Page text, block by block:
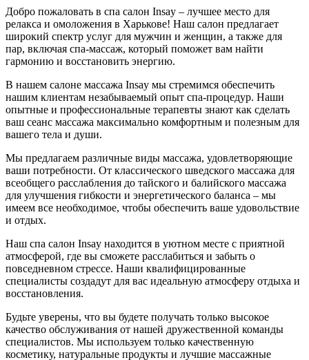
Добро пожаловать в спа салон Insay – лучшее место для
релакса и омоложения в Харькове! Наш салон предлагает
широкий спектр услуг для мужчин и женщин, а также для
пар, включая спа-массаж, который поможет вам найти
гармонию и восстановить энергию.
В нашем салоне массажа Insay мы стремимся обеспечить
нашим клиентам незабываемый опыт спа-процедур. Наши
опытные и профессиональные терапевты знают как сделать
ваш сеанс массажа максимально комфортным и полезным для
вашего тела и души.
Мы предлагаем различные виды массажа, удовлетворяющие
ваши потребности. От классического шведского массажа для
всеобщего расслабления до тайского и балийского массажа
для улучшения гибкости и энергетического баланса – мы
имеем все необходимое, чтобы обеспечить ваше удовольствие
и отдых.
Наш спа салон Insay находится в уютном месте с приятной
атмосферой, где вы сможете расслабиться и забыть о
повседневном стрессе. Наши квалифицированные
специалисты создадут для вас идеальную атмосферу отдыха и
восстановления.
Будьте уверены, что вы будете получать только высокое
качество обслуживания от нашей дружественной команды
специалистов. Мы используем только качественную
косметику, натуральные продукты и лучшие массажные